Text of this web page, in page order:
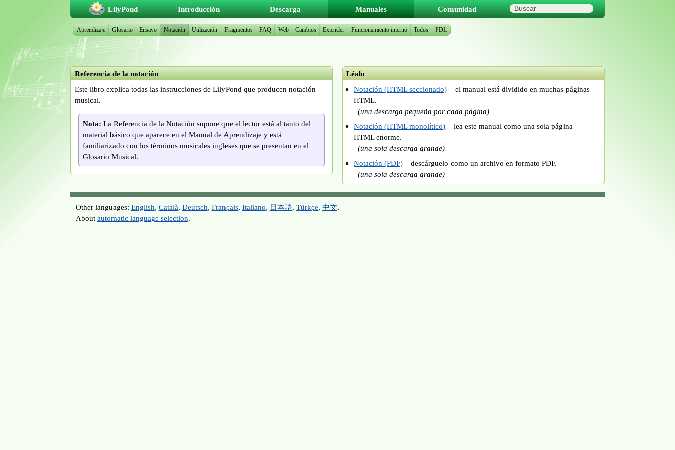
Referencia de la notación
Este libro explica todas las instrucciones de LilyPond que producen notación
musical.
Nota: La Referencia de la Notación supone que el lector está al tanto del
material básico que aparece en el Manual de Aprendizaje y está
familiarizado con los términos musicales ingleses que se presentan en el
Glosario Musical.
Léalo
Notación (HTML seccionado) − el manual está dividido en muchas páginas
HTML.
(una descarga pequeña por cada página)
Notación (HTML monolítico) − lea este manual como una sola página
HTML enorme.
(una sola descarga grande)
Notación (PDF) − descárguelo como un archivo en formato PDF.
(una sola descarga grande)
Other languages: English, Català, Deutsch, Français, Italiano, 日本語, Türkçe, 中文.
About automatic language selection.
LilyPond Introducción Descarga Manuales
Aprendizaje Glosario Ensayo Notación Utilización Fragmentos FAQ Web Cambios Extender Funcionamiento interno Todos FDL
Comunidad